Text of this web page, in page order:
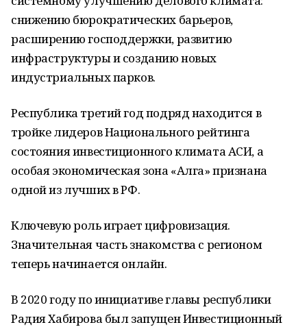
снижению бюрократических барьеров,
расширению господдержки, развитию
инфраструктуры и созданию новых
индустриальных парков.
Республика третий год подряд находится в
тройке лидеров Национального рейтинга
состояния инвестиционного климата АСИ, а
особая экономическая зона «Алга» признана
одной из лучших в РФ.
Ключевую роль играет цифровизация.
Значительная часть знакомства с регионом
теперь начинается онлайн.
В 2020 году по инициативе главы республики
Радия Хабирова был запущен Инвестиционный